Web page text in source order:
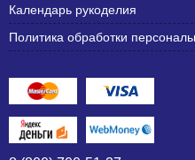
Календарь рукоделия
Политика обработки